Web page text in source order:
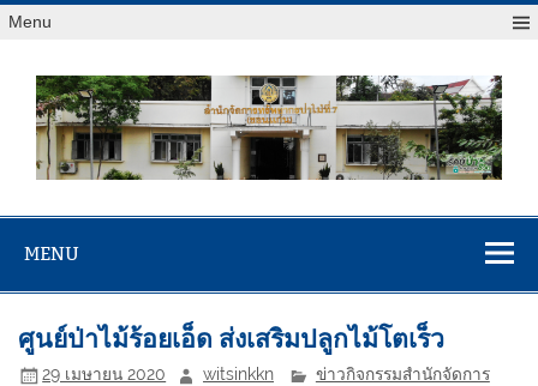
Menu
สจป.ที่ 7
(ขอนแก่น)
MENU
ศูนย์ป่าไม้ร้อยเอ็ด ส่งเสริมปลูกไม้โตเร็ว
29 เมษายน 2020 witsinkkn
ข่าวกิจกรรมสำนักจัดการ